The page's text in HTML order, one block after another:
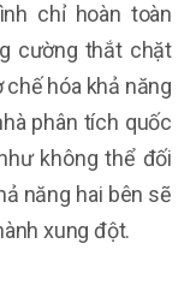
chỉ hoàn toàn
cường thắt chặt
hóa khả năng
phân tích quốc
không thể đối
năng hai bên sẽ
xung đột.